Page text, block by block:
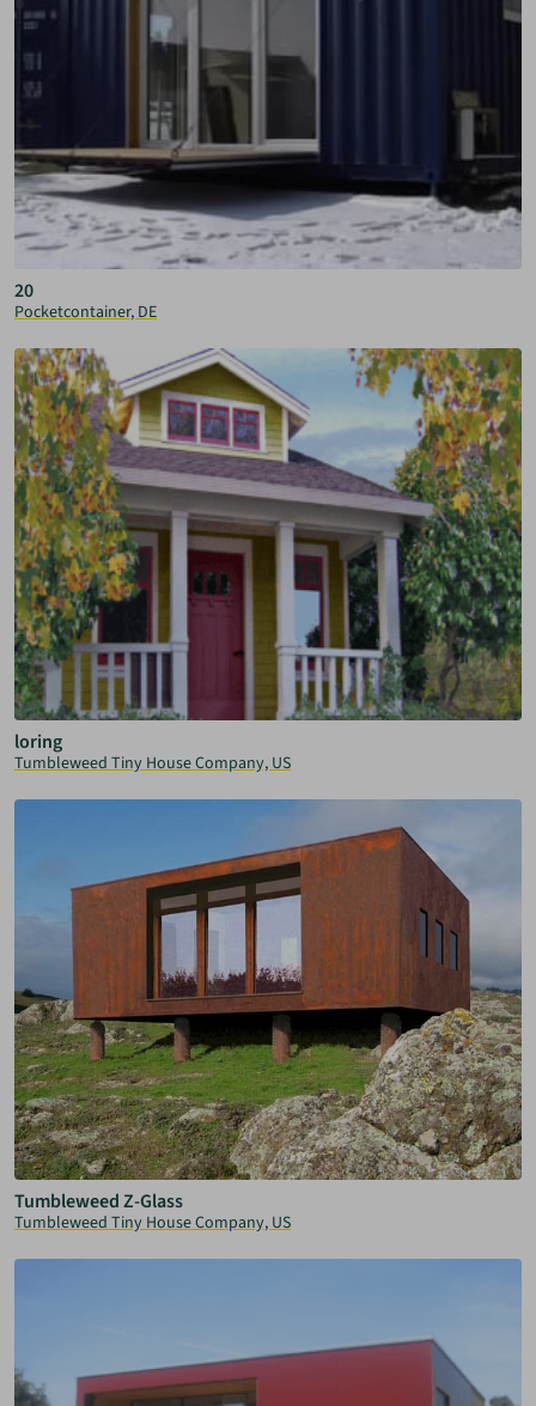
20
Pocketcontainer, DE
loring
Tumbleweed Tiny House Company, US
Tumbleweed Z-Glass
Tumbleweed Tiny House Company, US